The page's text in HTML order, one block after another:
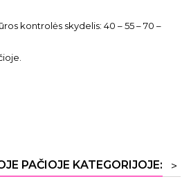
kontrolės skydelis: 40 – 55 – 70 –
PAČIOJE KATEGORIJOJE:
>